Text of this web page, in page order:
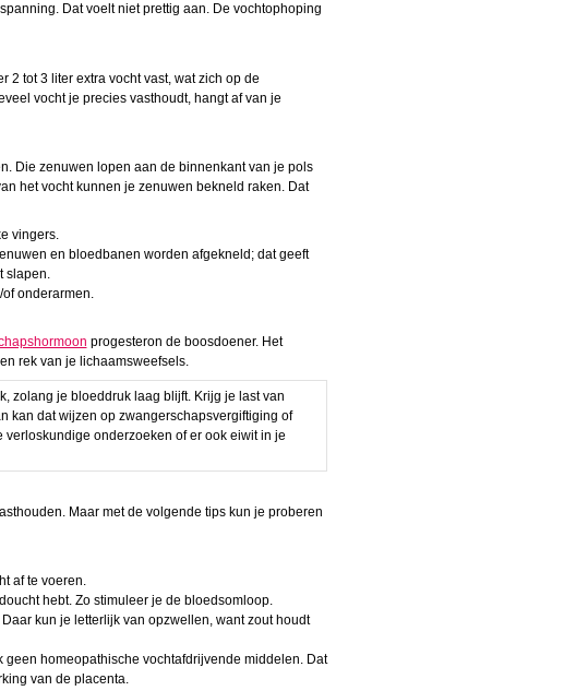
Dat voelt niet prettig aan. De vochtophoping
tot 3 liter extra vocht vast, wat zich op de
vocht je precies vasthoudt, hangt af van je
Die zenuwen lopen aan de binnenkant van je pols
het vocht kunnen je zenuwen bekneld raken. Dat
vingers.
en bloedbanen worden afgekneld; dat geeft
slapen.
onderarmen.
progesteron de boosdoener. Het
rek van je lichaamsweefsels.
zolang je bloeddruk laag blijft. Krijg je last van
kan dat wijzen op zwangerschapsvergiftiging of
verloskundige onderzoeken of er ook eiwit in je
Maar met de volgende tips kun je proberen
af te voeren.
hebt. Zo stimuleer je de bloedsomloop.
kun je letterlijk van opzwellen, want zout houdt
homeopathische vochtafdrijvende middelen. Dat
van de placenta.